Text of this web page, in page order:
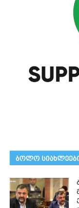
ᲑᲝᲚᲝ